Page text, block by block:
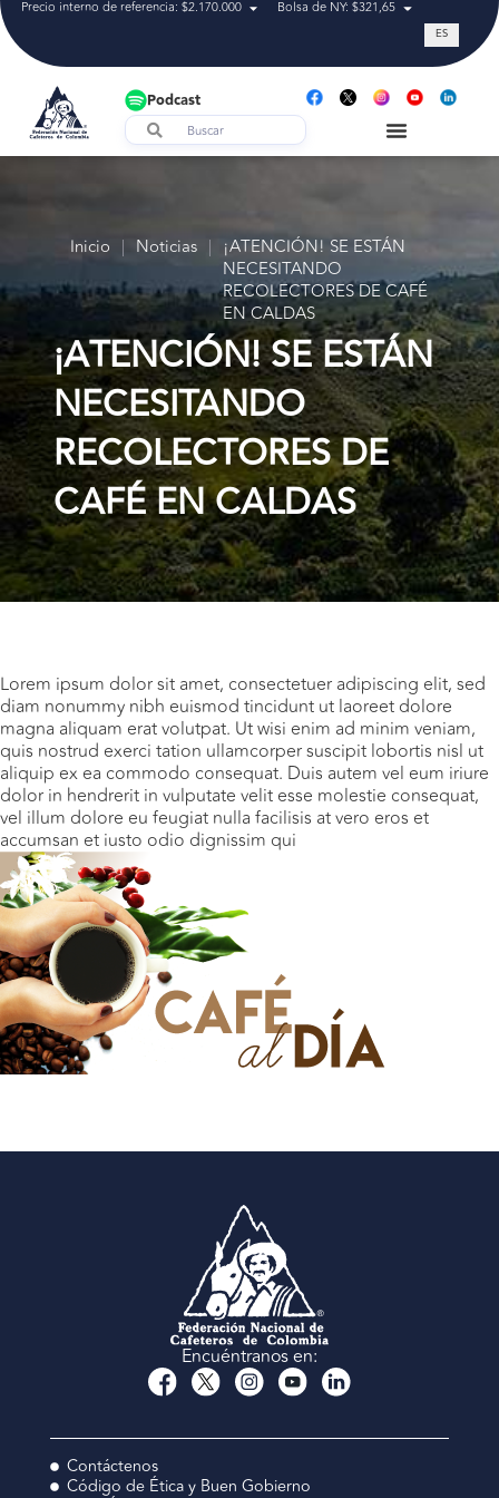
Precio interno de referencia: $2.170.000 Bolsa de NY: $321,65 Tasa de
ES
Podcast
Inicio | Noticias | ¡ATENCIÓN! SE ESTÁN
NECESITANDO
RECOLECTORES DE CAFÉ
EN CALDAS
¡ATENCIÓN! SE ESTÁN
NECESITANDO
RECOLECTORES DE
CAFÉ EN CALDAS
Lorem ipsum dolor sit amet, consectetuer adipiscing elit, sed
diam nonummy nibh euismod tincidunt ut laoreet dolore
magna aliquam erat volutpat. Ut wisi enim ad minim veniam,
quis nostrud exerci tation ullamcorper suscipit lobortis nisl ut
aliquip ex ea commodo consequat. Duis autem vel eum iriure
dolor in hendrerit in vulputate velit esse molestie consequat,
vel illum dolore eu feugiat nulla facilisis at vero eros et
accumsan et iusto odio dignissim qui
Encuéntranos en:
Contáctenos
Código de Ética y Buen Gobierno